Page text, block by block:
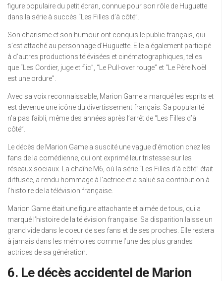
figure populaire du petit écran, connue pour son rôle de Huguette
dans la série à succès “Les Filles d’à côté”.
Son charisme et son humour ont conquis le public français, qui
s’est attaché au personnage d’Huguette. Elle a également participé
à d’autres productions télévisées et cinématographiques, telles
que “Les Cordier, juge et flic”, “Le Pull-over rouge” et “Le Père Noël
est une ordure”.
Avec sa voix reconnaissable, Marion Game a marqué les esprits et
est devenue une icône du divertissement français. Sa popularité
n’a pas faibli, même des années après l’arrêt de “Les Filles d’à
côté”.
Le décès de Marion Game a suscité une vague d’émotion chez les
fans de la comédienne, qui ont exprimé leur tristesse sur les
réseaux sociaux. La chaîne M6, où la série “Les Filles d’à côté” était
diffusée, a rendu hommage à l’actrice et a salué sa contribution à
l’histoire de la télévision française.
Marion Game était une figure attachante et aimée de tous, qui a
marqué l’histoire de la télévision française. Sa disparition laisse un
grand vide dans le coeur de ses fans et de ses proches. Elle restera
à jamais dans les mémoires comme l’une des plus grandes
actrices de sa génération.
6. Le décès accidentel de Marion